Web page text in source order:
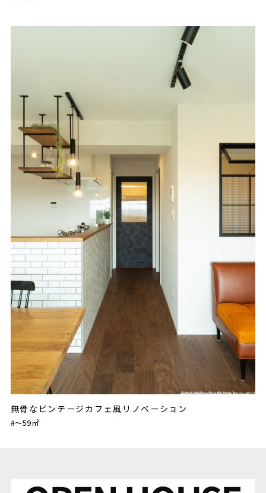
無骨なビンテージカフェ風リノベーション
#〜59㎡